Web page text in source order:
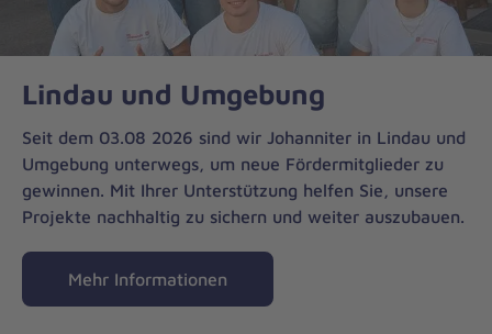
Lindau und Umgebung
Seit dem 03.08 2026 sind wir Johanniter in Lindau und
Umgebung unterwegs, um neue Fördermitglieder zu
gewinnen. Mit Ihrer Unterstützung helfen Sie, unsere
Projekte nachhaltig zu sichern und weiter auszubauen.
Mehr Informationen